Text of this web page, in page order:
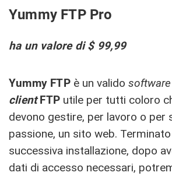
Yummy FTP Pro
ha un valore di $ 99,99
Yummy FTPè un valido software
clientFTP utile per tutti coloro
devono gestire, per lavoro o per
passione, un sito web.
successiva installazione, dopo
dati di accesso necessari,